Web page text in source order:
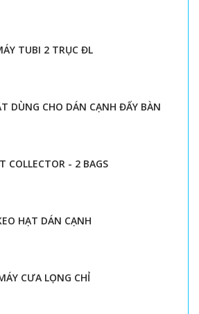
TUBI 2 TRỤC ĐL
DÙNG CHO DÁN CẠNH ĐẨY BÀN
COLLECTOR - 2 BAGS
HẠT DÁN CẠNH
CƯA LỌNG CHỈ